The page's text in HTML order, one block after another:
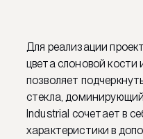
Для реализации
цвета слоновой кости
позволяет
стекла,
Industrial сочетает в
характеристики в